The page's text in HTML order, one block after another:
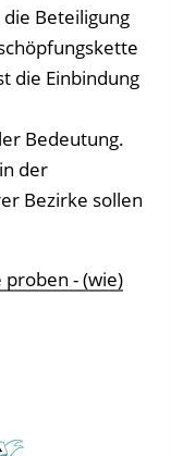
n
b
l
n
e
Beteiligung
die Einbindung
Bedeutung.
der
Bezirke sollen
proben - (wie)